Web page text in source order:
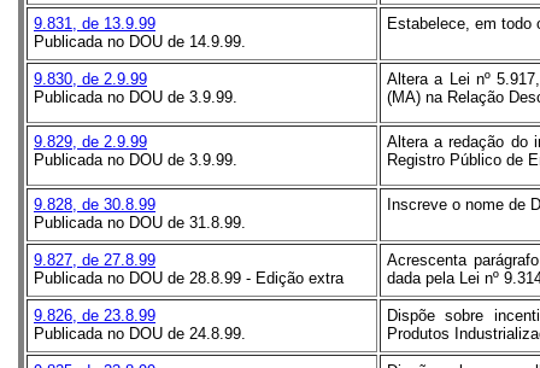
9.831, de 13.9.99
Publicada no DOU de 14.9.99.
Estabelece, em todo
9.830, de 2.9.99
Publicada no DOU de 3.9.99.
Altera a Lei nº
(MA) na Relação
9.829, de 2.9.99
Publicada no DOU de 3.9.99.
Altera a redação do
Registro Público de
9.828, de 30.8.99
Publicada no DOU de 31.8.99.
Inscreve o nome de
9.827, de 27.8.99
Publicada no DOU de 28.8.99 - Edição extra
Acrescenta
dada pela Lei nº
9.826, de 23.8.99
Publicada no DOU de 24.8.99.
Dispõe sobre
Produtos